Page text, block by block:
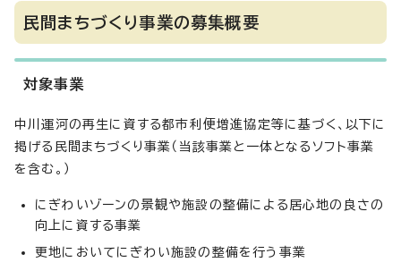
民間まちづくり事業の募集概要
対象事業
中川運河の再生に資する都市利便増進協定等に基づく、以下に
掲げる民間まちづくり事業（当該事業と一体となるソフト事業
を含む。）
にぎわいゾーンの景観や施設の整備による居心地の良さの
向上に資する事業
更地においてにぎわい施設の整備を行う事業